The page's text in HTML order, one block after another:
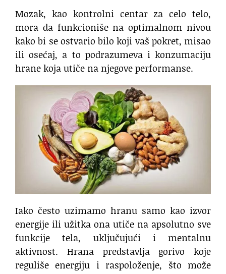
Mozak, kao kontrolni centar za celo telo,
mora da funkcioniše na optimalnom nivou
kako bi se ostvario bilo koji vaš pokret, misao
ili osećaj, a to podrazumeva i konzumaciju
hrane koja utiče na njegove performanse.
Iako često uzimamo hranu samo kao izvor
energije ili užitka ona utiče na apsolutno sve
funkcije tela, uključujući i mentalnu
aktivnost. Hrana predstavlja gorivo koje
reguliše energiju i raspoloženje, što može